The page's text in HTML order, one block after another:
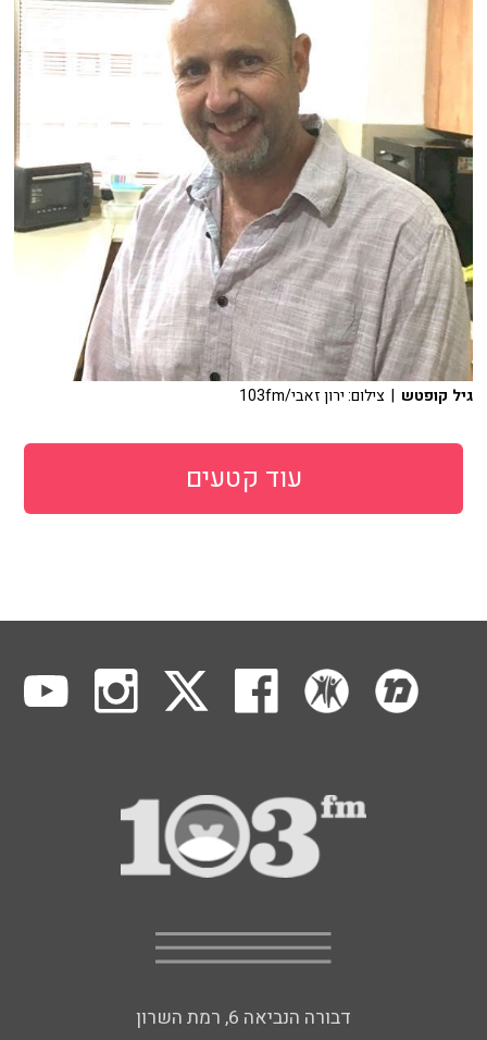
גיל קופטש | צילום: ירון זאבי/103fm
עוד קטעים
דבורה הנביאה 6, רמת השרון